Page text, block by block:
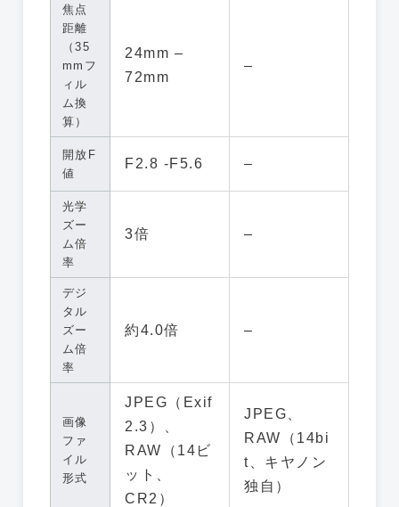
焦点
距離
（35
mmフ
ィル
ム換
算）
24mm –
72mm
–
開放F
値
F2.8 -F5.6 –
光学
ズー
ム倍
率
3倍 –
デジ
タル
ズー
ム倍
率
約4.0倍 –
画像
ファ
イル
形式
JPEG（Exif
2.3）、
RAW（14ビ
ット、
CR2）
JPEG、
RAW（14bi
t、キヤノン
独自）